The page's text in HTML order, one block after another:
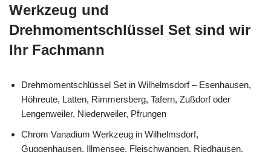
Werkzeug und
Drehmomentschlüssel Set sind wir
Ihr Fachmann
Drehmomentschlüssel Set in Wilhelmsdorf – Esenhausen,
Höhreute, Latten, Rimmersberg, Tafern, Zußdorf oder
Lengenweiler, Niederweiler, Pfrungen
Chrom Vanadium Werkzeug in Wilhelmsdorf,
Guggenhausen, Illmensee, Fleischwangen, Riedhausen,